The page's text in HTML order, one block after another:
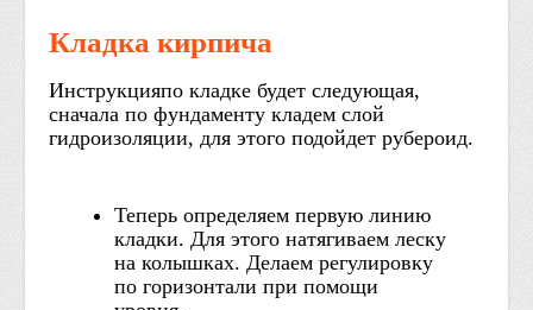
Кладка кирпича
Инструкцияпо кладке будет следующая,
сначала по фундаменту кладем слой
гидроизоляции, для этого подойдет рубероид.
Теперь определяем первую линию
кладки. Для этого натягиваем леску
на колышках. Делаем регулировку
по горизонтали при помощи